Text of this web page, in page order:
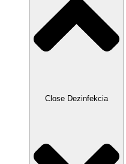
Close Dezinfekcia